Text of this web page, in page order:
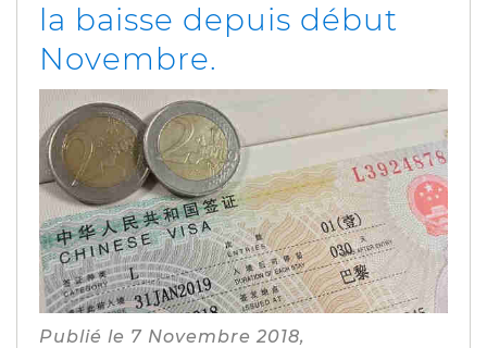
la baisse depuis début
Novembre.
Publié le 7 Novembre 2018,